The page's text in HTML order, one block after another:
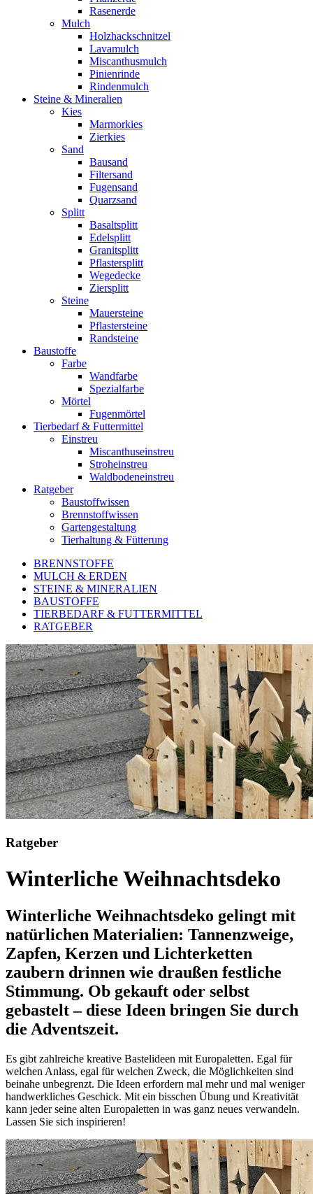
Rasenerde
Mulch
Holzhackschnitzel
Lavamulch
Miscanthusmulch
Pinienrinde
Rindenmulch
Steine & Mineralien
Kies
Marmorkies
Zierkies
Sand
Bausand
Filtersand
Fugensand
Quarzsand
Splitt
Basaltsplitt
Edelsplitt
Granitsplitt
Pflastersplitt
Wegedecke
Ziersplitt
Steine
Mauersteine
Pflastersteine
Randsteine
Baustoffe
Farbe
Wandfarbe
Spezialfarbe
Mörtel
Fugenmörtel
Tierbedarf & Futtermittel
Einstreu
Miscanthuseinstreu
Stroheinstreu
Waldbodeneinstreu
Ratgeber
Baustoffwissen
Brennstoffwissen
Gartengestaltung
Tierhaltung & Fütterung
BRENNSTOFFE
MULCH & ERDEN
STEINE & MINERALIEN
BAUSTOFFE
TIERBEDARF & FUTTERMITTEL
RATGEBER
Ratgeber
Winterliche Weihnachtsdeko
Winterliche Weihnachtsdeko gelingt mit
natürlichen Materialien: Tannenzweige,
Zapfen, Kerzen und Lichterketten
zaubern drinnen wie draußen festliche
Stimmung. Ob gekauft oder selbst
gebastelt – diese Ideen bringen Sie durch
die Adventszeit.
Es gibt zahlreiche kreative Bastelideen mit Europaletten. Egal für
welchen Anlass, egal für welchen Zweck, die Möglichkeiten sind
beinahe unbegrenzt. Die Ideen erfordern mal mehr und mal weniger
handwerkliches Geschick. Mit ein bisschen Übung und Kreativität
kann jeder seine alten Europaletten in was ganz neues verwandeln.
Lassen Sie sich inspirieren!